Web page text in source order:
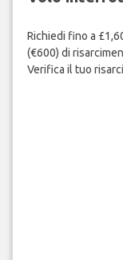
Richiedi fino a
(€600) di
Verifica il tuo